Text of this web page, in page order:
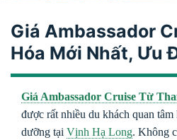
Giá Ambassador
Hóa Mới Nhất, Ưu
Giá Ambassador Cruise Từ
được rất nhiều du khách quan
dưỡng tại Vịnh Hạ Long. Không